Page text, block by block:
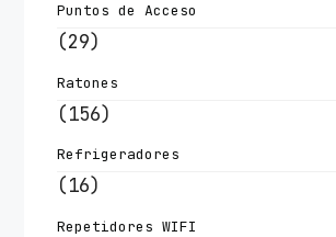
Puntos de Acceso
(29)
Ratones
(156)
Refrigeradores
(16)
Repetidores WIFI